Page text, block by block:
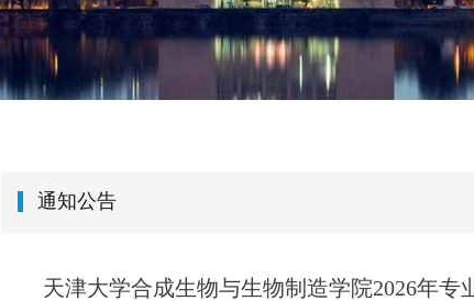
通知公告
天津大学合成生物与生物制造学院2026年专